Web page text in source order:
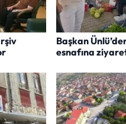
Başkan
esnafına